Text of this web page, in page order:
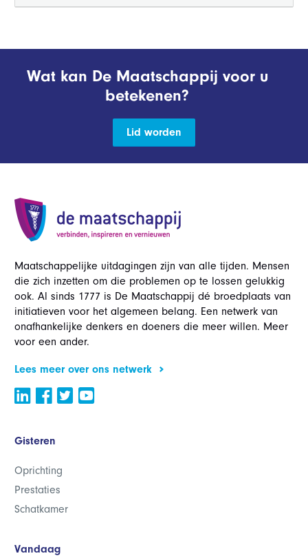
Wat kan De Maatschappij voor u
betekenen?
Lid worden
Maatschappelijke uitdagingen zijn van alle tijden. Mensen
die zich inzetten om die problemen op te lossen gelukkig
ook. Al sinds 1777 is De Maatschappij dé broedplaats van
initiatieven voor het algemeen belang. Een netwerk van
onafhankelijke denkers en doeners die meer willen. Meer
voor een ander.
Lees meer over ons netwerk
Gisteren
Oprichting
Prestaties
Schatkamer
Vandaag